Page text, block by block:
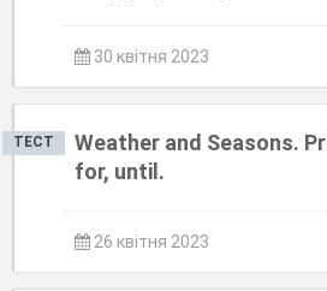
30 квітня 2023
ТЕСТ
Weather and Seasons.
for, until.
26 квітня 2023